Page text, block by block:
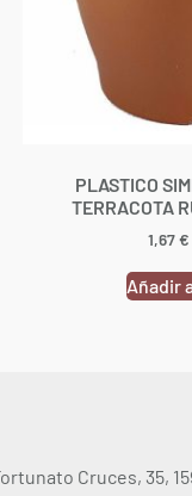
PLASTICO
TERRACOTA
1,67€
Añadir
Cruces, 35,